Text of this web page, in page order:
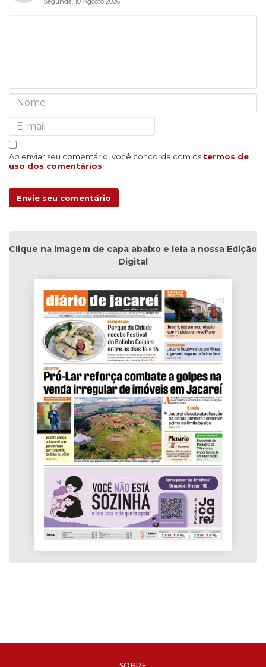
Ao enviar seu comentário, você concorda com os termos de
uso dos comentários
Envie seu comentário
Clique na imagem de capa abaixo e leia a nossa Edição
Digital